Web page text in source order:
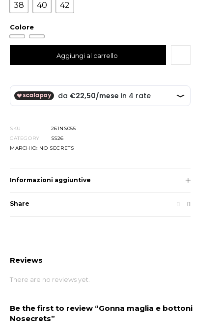
38 40 42
Colore
Aggiungi al carrello
Added to cart
SKU
261NS055
CATEGORY
SS26
MARCHIO: NO SECRETS
Informazioni aggiuntive
Share
Reviews
There are no reviews yet.
Be the first to review “Gonna maglia e bottoni
Nosecrets”